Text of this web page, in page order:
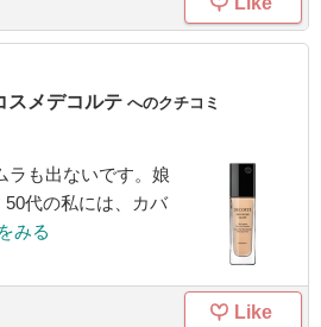
スメデコルテ へのクチコミ
ラも出ないです。娘
代の私には、カバ
みる
Like